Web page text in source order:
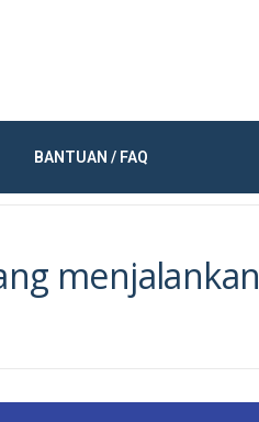
BANTUAN / FAQ
menjalankan